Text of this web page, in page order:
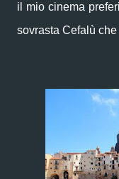
il mio cinema
sovrasta Cefalù